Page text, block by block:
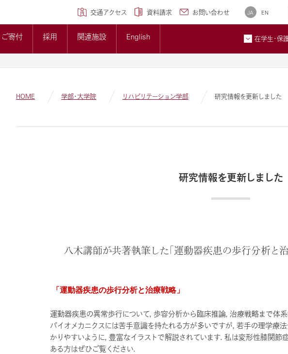
交通アクセス 資料請求 お問い合わせ JA EN
ご寄付 採用 関連施設 English 在学生・保
役員報酬の支給基準について
ガバナンスコード
広報誌
大学概要
教育センター
KMUバイオバンクセンター
HOME 学部・大学院 リハビリテーション学部 研究情報を更新しました
研究情報を更新しました
八木講師が共著執筆した「運動器疾患の歩行分析と
「運動器疾患の歩行分析と治療戦略」
運動器疾患の異常歩行について，歩容分析から臨床推論，治療戦略まで体
バイオメカニクスには苦手意識を持たれる方が多いですが，若手の理学療
かりやすいように，豊富なイラストで解説されています．私は変形性膝関節
ある方はぜひご覧ください．